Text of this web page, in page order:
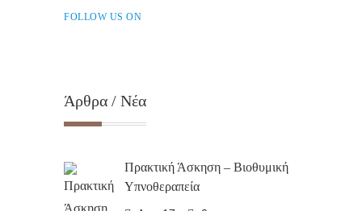
FOLLOW US ON
Άρθρα / Νέα
Πρακτική Άσκηση – Βιοθυμική
Υπνοθεραπεία